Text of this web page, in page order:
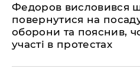
​Федоров висловився
повернутися на
оборони та пояснив,
участі в протестах